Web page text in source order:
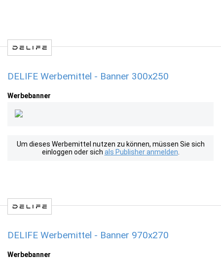
DELIFE Werbemittel - Banner 300x250
Werbebanner
Um dieses Werbemittel nutzen zu können, müssen Sie sich
einloggen oder sich als Publisher anmelden
DELIFE Werbemittel - Banner 970x270
Werbebanner